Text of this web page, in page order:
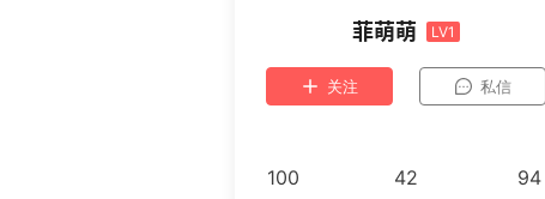
菲萌萌 LV1
关注 私信
100 42 94